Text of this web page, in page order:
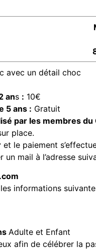
avec un détail choc
ans : 10€
5 ans : Gratuit
par les membres du
place.
et le paiement
un mail à l’adresse
informations
Adulte et Enfant
afin de célébrer la